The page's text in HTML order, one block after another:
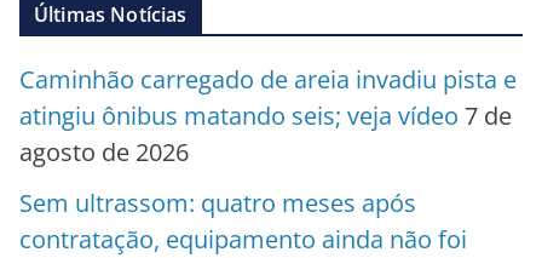
Últimas Notícias
Caminhão carregado de areia invadiu pista e
atingiu ônibus matando seis; veja vídeo 7 de
agosto de 2026
Sem ultrassom: quatro meses após
contratação, equipamento ainda não foi